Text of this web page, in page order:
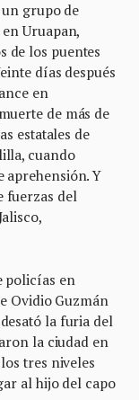
grupo de
Uruapan,
de los puentes
días después
en
de más de
estatales de
cuando
aprehensión. Y
fuerzas del
policías en
Ovidio Guzmán
la furia del
la ciudad en
tres niveles
al hijo del capo